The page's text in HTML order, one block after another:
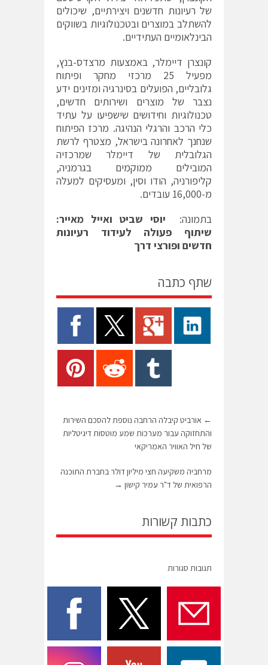
של רעיונות חדשנים ויצירתיים, שיכולים
להשתלב במוצרים ובטכנולוגיות בשווקים
הבינלאומיים העתידיים.
קונצרן דיימלר, באמצעות מרצדס-בנץ,
מפעיל 25 מרכזי מחקר ופיתוח
גלובליים, הפועלים בסינרגיה ומזינים ידע
נצבר של מוצרים ושירותים חדשים,
טכנולוגיות וחידושים שישפיעו על עתיד
כלי הרכב והרגלי הנהיגה. מרכז הפיתוח
שנחנך לאחרונה בישראל, מצטרף לרשת
הגלובלית של דיימלר שמרכזיה
המובילים ממוקמים בגרמניה,
קליפורניה, הודו וסין, ומעסיקים למעלה
מ-16,000 עובדים.
בתמונה: יוסי שביט ואייל מאייר:
שיתוף פעולה לעידוד רעיונות
חדשים ופורצי דרך
שתף כתבה
← אורביט קיבלה הרחבה נוספת להסכם השירות
והתחזוקה עבור מערכות שמע מוטסות דיגיטליות
של חיל האוויר האמריקאי
מרחביה משקיעה חצי מיליון דולר בחברת התוכנה
הרפואית של ד"ר עמיר קישון →
כתבות קשורות
תגובות סגורות